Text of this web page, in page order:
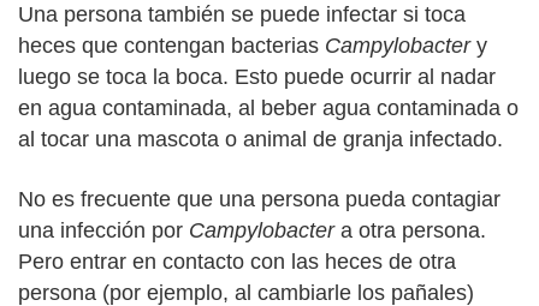
Una persona también se puede infectar si toca
heces que contengan bacterias Campylobacter y
luego se toca la boca. Esto puede ocurrir al nadar
en agua contaminada, al beber agua contaminada o
al tocar una mascota o animal de granja infectado.
No es frecuente que una persona pueda contagiar
una infección por Campylobactera otra persona.
Pero entrar en contacto con las heces de otra
persona (por ejemplo, al cambiarle los pañales)